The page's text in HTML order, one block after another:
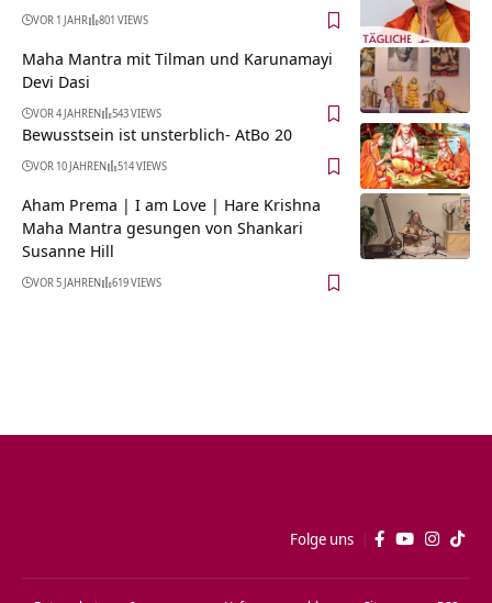
VOR 1 JAHR 801 VIEWS
Maha Mantra mit Tilman und Karunamayi
Devi Dasi
VOR 4 JAHREN 543 VIEWS
Bewusstsein ist unsterblich- AtBo 20
VOR 10 JAHREN 514 VIEWS
Aham Prema | I am Love | Hare Krishna
Maha Mantra gesungen von Shankari
Susanne Hill
VOR 5 JAHREN 619 VIEWS
Folge uns